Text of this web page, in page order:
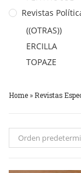
Revistas
((OTRAS))
ERCILLA
TOPAZE
Home » Revistas
Orden